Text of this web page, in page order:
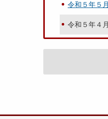
令和５年５
令和５年４